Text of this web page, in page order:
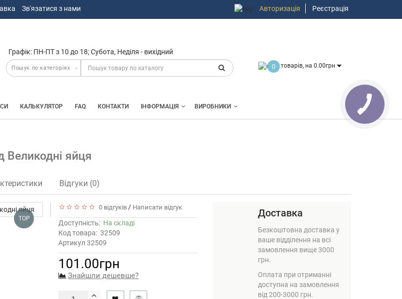
Зв'язатися з нами Авторизація Реєстрація
Графік: ПН-ПТ з 10 до 18; Субота, Неділя - вихідний
0 товарів, на 0.00грн
КАЛЬКУЛЯТОР FAQ КОНТАКТИ ІНФОРМАЦІЯ ВИРОБНИКИ
Великодні яйця
Відгуки (0)
TOP
0 відгуків / Написати відгук
Доступність: На складі
Код товара: 32509
Артикул 32509
101.00грн
Знайшли дешевше?
Доставка
Безкоштовна доставка у
ваше відділення на всі
замовлення вище 3000
грн.
Оплата при отриманні
доступна на замовлення
від 200-3000 грн.